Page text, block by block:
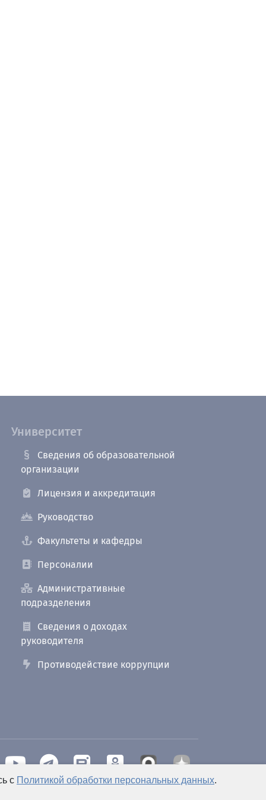
Университет
Сведения об образовательной
организации
Лицензия и аккредитация
Руководство
Факультеты и кафедры
Персоналии
Административные
подразделения
Сведения о доходах
руководителя
Противодействие коррупции
с Политикой обработки персональных данных.